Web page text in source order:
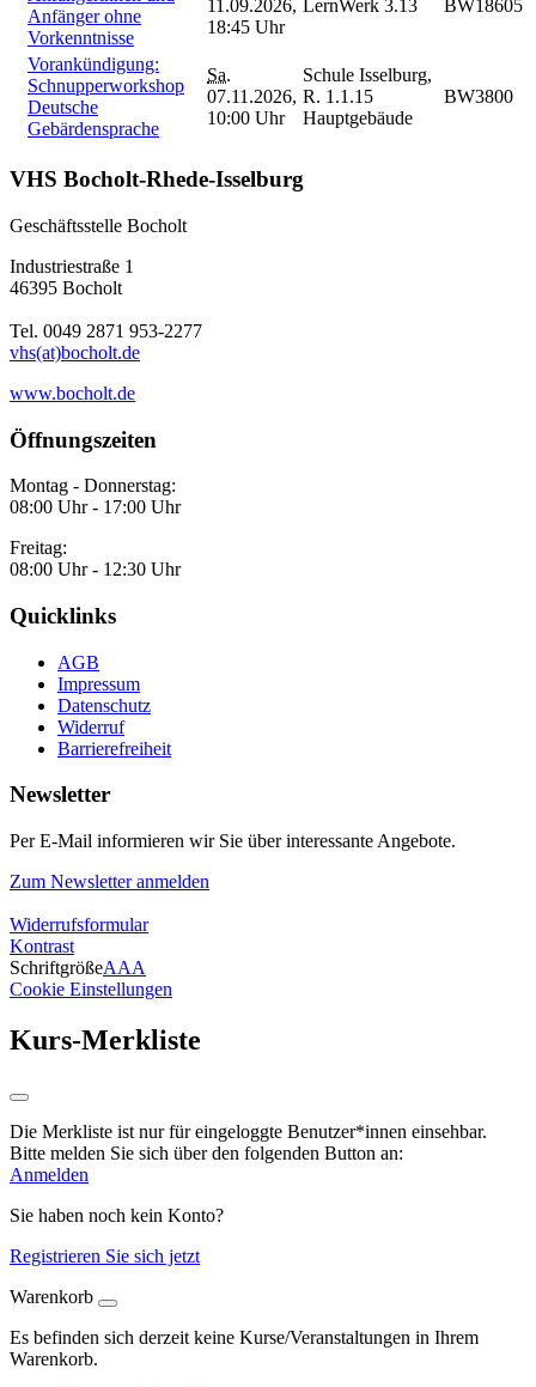
Anfänger ohne
Vorkenntnisse
11.09.2026,
18:45 Uhr
LernWerk 3.13 BW18605
Vorankündigung:
Schnupperworkshop
Deutsche
Gebärdensprache
Sa.
07.11.2026,
10:00 Uhr
Schule Isselburg,
R. 1.1.15
Hauptgebäude
BW3800
VHS Bocholt-Rhede-Isselburg
Geschäftsstelle Bocholt
Industriestraße 1
46395 Bocholt
Tel. 0049 2871 953-2277
vhs(at)bocholt.de
www.bocholt.de
Öffnungszeiten
Montag - Donnerstag:
08:00 Uhr - 17:00 Uhr
Freitag:
08:00 Uhr - 12:30 Uhr
Quicklinks
AGB
Impressum
Datenschutz
Widerruf
Barrierefreiheit
Newsletter
Per E-Mail informieren wir Sie über interessante Angebote.
Zum Newsletter anmelden
Widerrufsformular
Kontrast
SchriftgrößeAAA
Cookie Einstellungen
Kurs-Merkliste
Die Merkliste ist nur für eingeloggte Benutzer*innen einsehbar.
Bitte melden Sie sich über den folgenden Button an:
Anmelden
Sie haben noch kein Konto?
Registrieren Sie sich jetzt
Warenkorb
Es befinden sich derzeit keine Kurse/Veranstaltungen in Ihrem
Warenkorb.